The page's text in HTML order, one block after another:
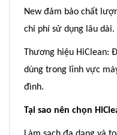
New đảm bảo chất
chi phí sử dụng lâu dài.
Thương hiệu HiClean:
dùng trong lĩnh vực
đình.
Tại sao nên chọn